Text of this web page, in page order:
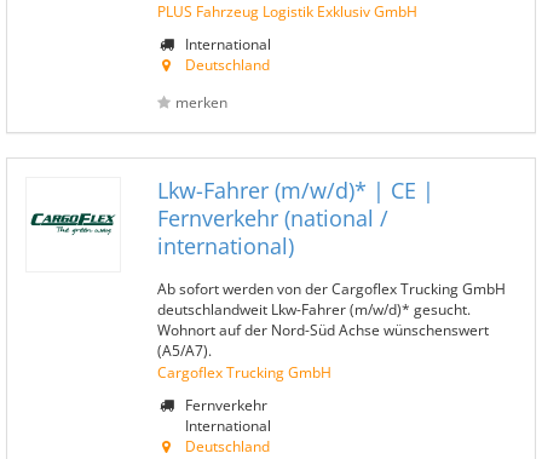
PLUS Fahrzeug Logistik Exklusiv GmbH
International
Deutschland
merken
Lkw-Fahrer (m/w/d)* | CE |
Fernverkehr (national /
international)
Ab sofort werden von der Cargoflex Trucking GmbH
deutschlandweit Lkw-Fahrer (m/w/d)* gesucht.
Wohnort auf der Nord-Süd Achse wünschenswert
(A5/A7).
Cargoflex Trucking GmbH
Fernverkehr
International
Deutschland